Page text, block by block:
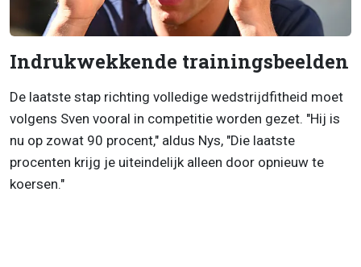
Indrukwekkende trainingsbeelden
De laatste stap richting volledige wedstrijdfitheid moet
volgens Sven vooral in competitie worden gezet. "Hij is
nu op zowat 90 procent," aldus Nys, "Die laatste
procenten krijg je uiteindelijk alleen door opnieuw te
koersen."